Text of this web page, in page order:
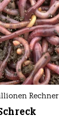
Rechner